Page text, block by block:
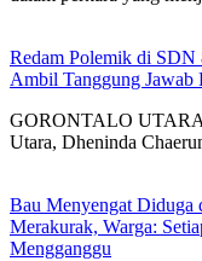
Redam Polemik di
Ambil Tanggung Jawab
GORONTALO
Utara, Dheninda
Bau Menyengat Diduga
Merakurak, Warga:
Mengganggu